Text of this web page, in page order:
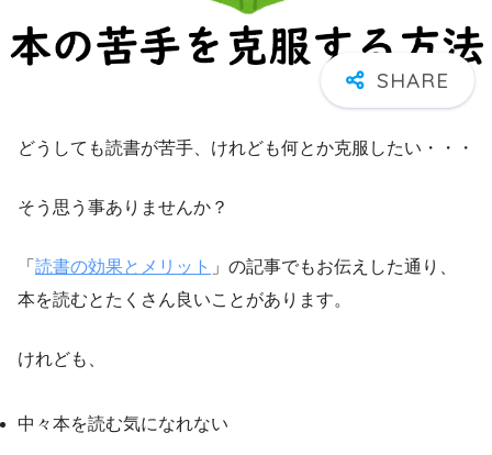
どうしても読書が苦手、けれども何とか克服したい・・・
そう思う事ありませんか？
「 読書の効果とメリット 」の記事でもお伝えした通り、
本を読むとたくさん良いことがあります。
けれども、
中々本を読む気になれない